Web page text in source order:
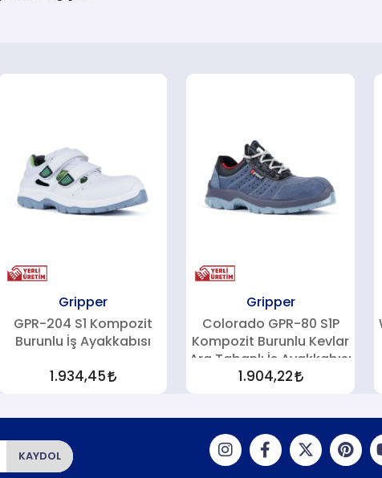
Gripper
GPR-204 S1 Kompozit
Burunlu İş Ayakkabısı
1.934,45
Gripper
Colorado GPR-80 S1P
Kompozit Burunlu Kevlar
Ara Tabanlı İş Ayakkabısı
1.904,22
KAYDOL